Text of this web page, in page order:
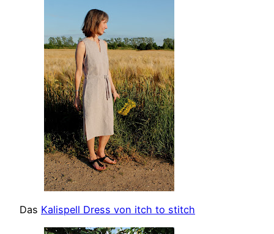
Das Kalispell Dress von itch to stitch